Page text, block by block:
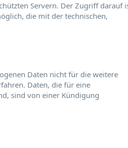
Servern. Der Zugriff darauf
die mit der technischen,
Daten nicht für die weitere
Daten, die für eine
sind von einer Kündigung